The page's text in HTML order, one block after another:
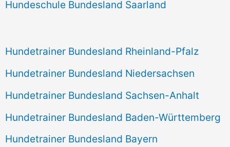
Hundeschule Bundesland Saarland
Hundetrainer Bundesland Rheinland-Pfalz
Hundetrainer Bundesland Niedersachsen
Hundetrainer Bundesland Sachsen-Anhalt
Hundetrainer Bundesland Baden-Württemberg
Hundetrainer Bundesland Bayern